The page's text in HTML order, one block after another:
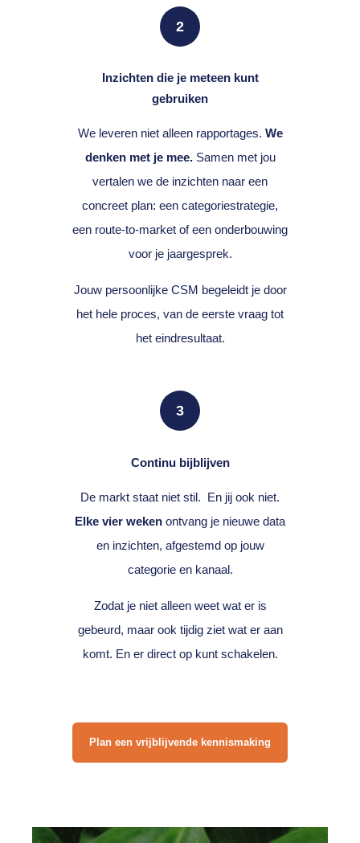
2
Inzichten die je meteen kunt
gebruiken
We leveren niet alleen rapportages. We
denken met je mee. Samen met jou
vertalen we de inzichten naar een
concreet plan: een categoriestrategie,
een route-to-market of een onderbouwing
voor je jaargesprek.
Jouw persoonlijke CSM begeleidt je door
het hele proces, van de eerste vraag tot
het eindresultaat.
3
Continu bijblijven
De markt staat niet stil. En jij ook niet.
Elke vier weken ontvang je nieuwe data
en inzichten, afgestemd op jouw
categorie en kanaal.
Zodat je niet alleen weet wat er is
gebeurd, maar ook tijdig ziet wat er aan
komt. En er direct op kunt schakelen.
Plan een vrijblijvende kennismaking